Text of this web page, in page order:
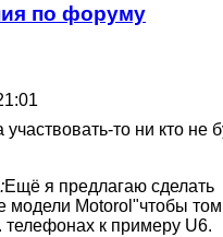
по форуму
то ни кто не
Ещё я предлагаю сделать
модели Motorol"чтобы том
телефонах к примеру U6.